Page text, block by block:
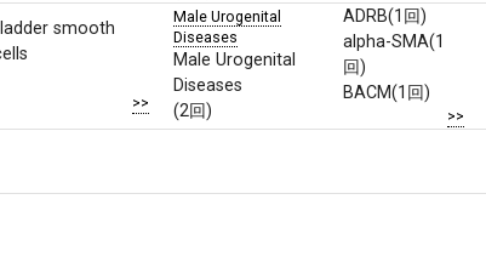
smooth
>>
Male Urogenital
Diseases
Male Urogenital
Diseases
(2回)
ADRB(1回)
alpha-SMA(1
回)
BACM(1回)
>>